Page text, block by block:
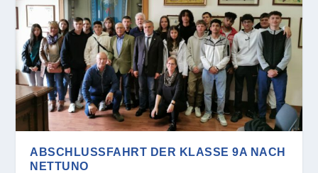
ABSCHLUSSFAHRT DER KLASSE 9A NACH
NETTUNO